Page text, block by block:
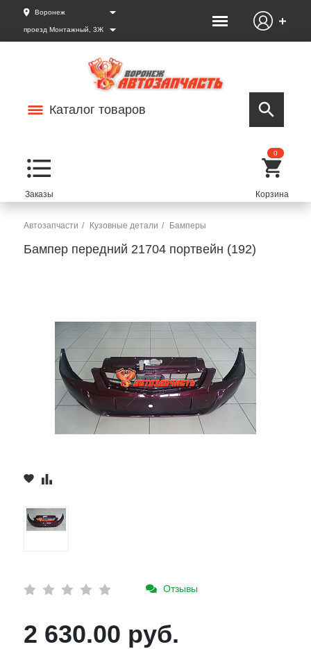
Воронеж
проезд Монтажный, 3Ж
Каталог товаров
0
Автозапчасти Кузовные детали Бамперы
Бампер передний 21704 портвейн (192)
Отзывы
2 630.00 руб.